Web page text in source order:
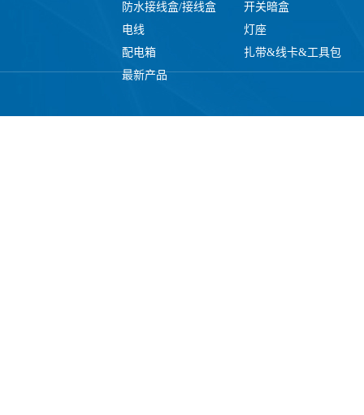
防水接线盒/接线盒
开关暗盒
电线
灯座
配电箱
扎带&线卡&工具包
最新产品